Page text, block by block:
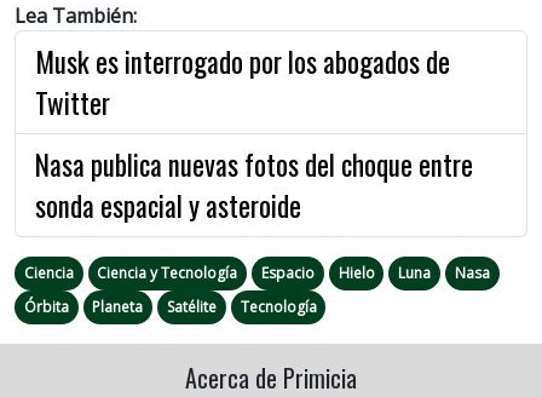
Lea También:
Musk es interrogado por los abogados de
Twitter
Nasa publica nuevas fotos del choque entre
sonda espacial y asteroide
Ciencia Ciencia y Tecnología Espacio Hielo Luna
Nasa
Órbita
Planeta Satélite Tecnología
Acerca de Primicia